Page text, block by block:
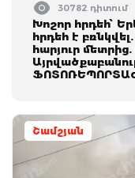
30782 դիտում
Խոշոր հրդեհ՝
հրդեհ է
հարյուր
Շամշյան